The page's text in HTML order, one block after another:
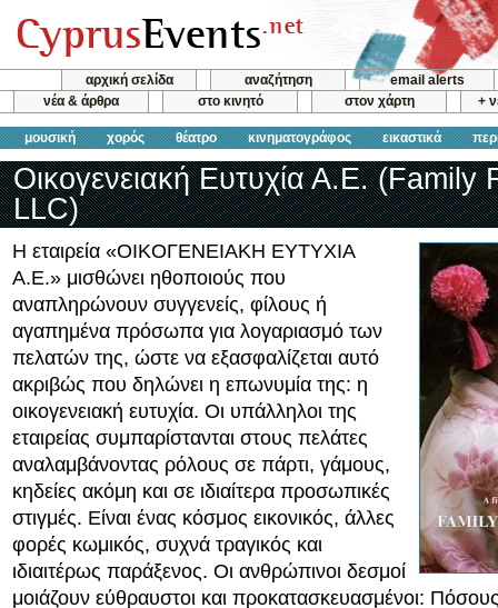
αρχική σελίδα αναζήτηση
email alerts
νέα & άρθρα
στο κινητό στον χάρτη +
μουσική χορός θέατρο κινηματογράφος εικαστικά
Οικογενειακή Ευτυχία Α.Ε. (Family
LLC)
Η εταιρεία «OIKOΓΕΝΕΙΑΚΗ ΕΥΤΥΧΙΑ
Α.Ε.» μισθώνει ηθοποιούς που
αναπληρώνουν συγγενείς, φίλους ή
αγαπημένα πρόσωπα για λογαριασμό των
πελατών της, ώστε να εξασφαλίζεται αυτό
ακριβώς που δηλώνει η επωνυμία της: η
οικογενειακή ευτυχία. Οι υπάλληλοι της
εταιρείας συμπαρίστανται στους πελάτες
αναλαμβάνοντας ρόλους σε πάρτι, γάμους,
κηδείες ακόμη και σε ιδιαίτερα προσωπικές
στιγμές. Είναι ένας κόσμος εικονικός, άλλες
φορές κωμικός, συχνά τραγικός και
ιδιαιτέρως παράξενος. Οι ανθρώπινοι δεσμοί
μοιάζουν εύθραυστοι και προκατασκευασμένοι: